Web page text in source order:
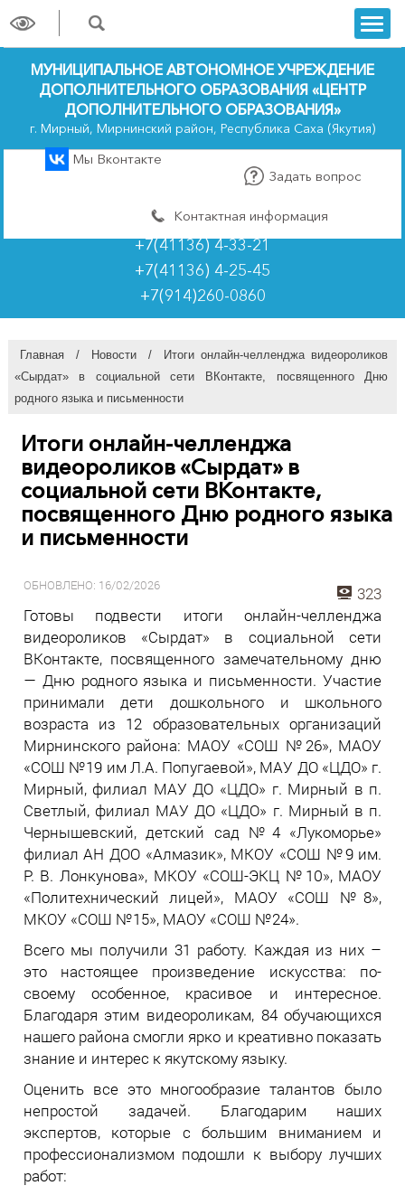
trk
МУНИЦИПАЛЬНОЕ АВТОНОМНОЕ УЧРЕЖДЕНИЕ
ДОПОЛНИТЕЛЬНОГО ОБРАЗОВАНИЯ «ЦЕНТР
ДОПОЛНИТЕЛЬНОГО ОБРАЗОВАНИЯ»
г. Мирный, Мирнинский район, Республика Саха (Якутия)
Мы Вконтакте
Задать вопрос
Контактная информация
+7(41136) 4-33-21
+7(41136) 4-25-45
+7(914)260-0860
Главная / Новости /
Итоги онлайн-челленджа видеороликов
«Сырдат» в социальной сети ВКонтакте, посвященного Дню
родного языка и письменности
Итоги онлайн-челленджа
видеороликов «Сырдат» в
социальной сети ВКонтакте,
посвященного Дню родного языка
и письменности
ОБНОВЛЕНО: 16/02/2026
323
Готовы подвести итоги онлайн-челленджа
видеороликов «Сырдат» в социальной сети
ВКонтакте, посвященного замечательному дню
— Дню родного языка и письменности. Участие
принимали дети дошкольного и школьного
возраста из 12 образовательных организаций
Мирнинского района: МАОУ «СОШ №26», МАОУ
«СОШ №19 им Л.А. Попугаевой», МАУ ДО «ЦДО» г.
Мирный, филиал МАУ ДО «ЦДО» г. Мирный в п.
Светлый, филиал МАУ ДО «ЦДО» г. Мирный в п.
Чернышевский, детский сад №4 «Лукоморье»
филиал АН ДОО «Алмазик», МКОУ «СОШ №9 им.
Р. В. Лонкунова», МКОУ «СОШ-ЭКЦ №10», МАОУ
«Политехнический лицей», МАОУ «СОШ №8»,
МКОУ «СОШ №15», МАОУ «СОШ №24».
Всего мы получили 31 работу. Каждая из них –
это настоящее произведение искусства: по-
своему особенное, красивое и интересное.
Благодаря этим видеороликам, 84 обучающихся
нашего района смогли ярко и креативно показать
знание и интерес к якутскому языку.
Оценить все это многообразие талантов было
непростой задачей. Благодарим наших
экспертов, которые с большим вниманием и
профессионализмом подошли к выбору лучших
работ: